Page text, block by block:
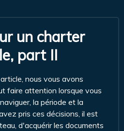
un charter
part II
nous vous avons
faire attention lorsque vous
la période et la
pris ces décisions, il est
d'acquérir les documents